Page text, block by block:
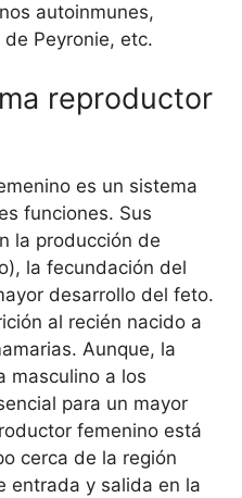
autoinmunes,
Peyronie, etc.
reproductor
es un sistema
funciones. Sus
la producción de
la fecundación del
desarrollo del feto.
al recién nacido a
Aunque, la
masculino a los
para un mayor
femenino está
cerca de la región
entrada y salida en la